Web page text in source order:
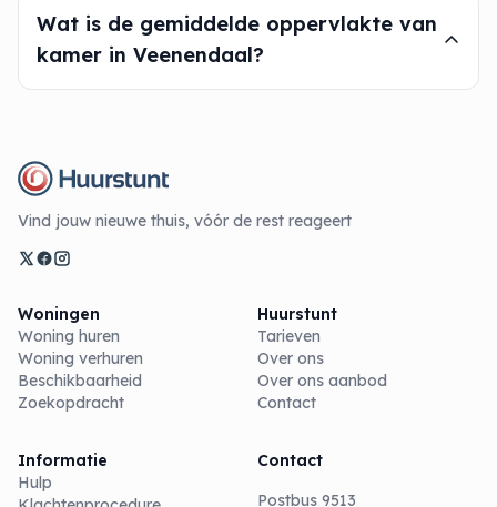
Wat is de gemiddelde oppervlakte van
kamer in Veenendaal?
Vind jouw nieuwe thuis, vóór de rest reageert
Woningen
Woning huren
Woning verhuren
Beschikbaarheid
Zoekopdracht
Huurstunt
Tarieven
Over ons
Over ons aanbod
Contact
Informatie
Hulp
Contact
Postbus 9513